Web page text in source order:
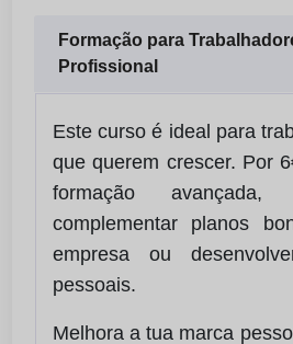
Formação para
Profissional
Este curso é ideal para
que querem crescer. Por
formação
complementar planos
empresa ou
pessoais.
Melhora a tua marca